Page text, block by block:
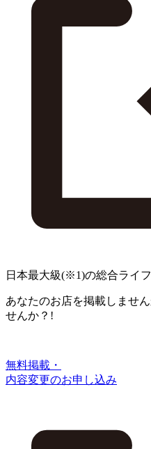
日本最大級(※1)の総合ライ
あなたのお店を掲載しません
せんか？!
無料掲載・
内容変更のお申し込み